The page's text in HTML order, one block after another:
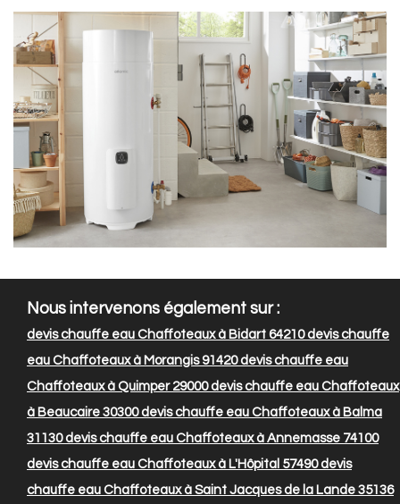
Nous intervenons également sur :
devis chauffe eau Chaffoteaux à Bidart 64210devis chauffe
eau Chaffoteaux à Morangis 91420devis chauffe eau
Chaffoteaux à Quimper 29000devis chauffe eau Chaffoteaux
à Beaucaire 30300devis chauffe eau Chaffoteaux à Balma
31130devis chauffe eau Chaffoteaux à Annemasse 74100
devis chauffe eau Chaffoteaux à L'Hôpital 57490devis
chauffe eau Chaffoteaux à Saint Jacques de la Lande 35136